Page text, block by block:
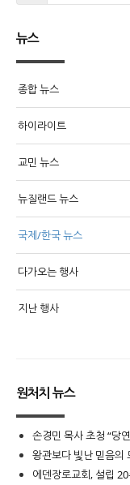
뉴스
종합 뉴스
하이라이트
교민 뉴스
뉴질랜드 뉴스
국제/한국 뉴스
다가오는 행사
지난 행사
원처치 뉴스
손경민 목사 초청 “당
왕관보다 빛난 믿음의
에덴장로교회, 설립